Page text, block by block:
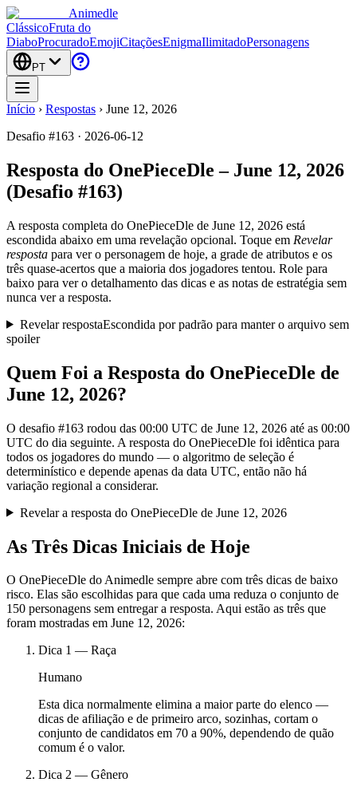
Animedle
ClássicoFruta do
DiaboProcuradoEmojiCitaçõesEnigmaIlimitadoPersonagens
PT
Início › Respostas › June 12, 2026
Desafio #163 · 2026-06-12
Resposta do OnePieceDle – June 12, 2026
(Desafio #163)
A resposta completa do OnePieceDle de June 12, 2026 está
escondida abaixo em uma revelação opcional. Toque em Revelar
resposta para ver o personagem de hoje, a grade de atributos e os
três quase-acertos que a maioria dos jogadores tentou. Role para
baixo para ver o detalhamento das dicas e as notas de estratégia sem
nunca ver a resposta.
Revelar respostaEscondida por padrão para manter o arquivo sem
spoiler
Quem Foi a Resposta do OnePieceDle de
June 12, 2026?
O desafio #163 rodou das 00:00 UTC de June 12, 2026 até as 00:00
UTC do dia seguinte. A resposta do OnePieceDle foi idêntica para
todos os jogadores do mundo — o algoritmo de seleção é
determinístico e depende apenas da data UTC, então não há
variação regional a considerar.
Revelar a resposta do OnePieceDle de June 12, 2026
As Três Dicas Iniciais de Hoje
O OnePieceDle do Animedle sempre abre com três dicas de baixo
risco. Elas são escolhidas para que cada uma reduza o conjunto de
150 personagens sem entregar a resposta. Aqui estão as três que
foram mostradas em June 12, 2026:
Dica 1 — Raça
Humano
Esta dica normalmente elimina a maior parte do elenco —
dicas de afiliação e de primeiro arco, sozinhas, cortam o
conjunto de candidatos em 70 a 90%, dependendo de quão
comum é o valor.
Dica 2 — Gênero